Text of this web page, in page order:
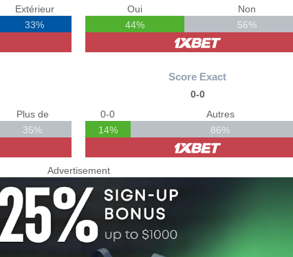
Extérieur
33%
Plus de
35%
Oui
44%
Non
56%
Score Exact
0-0
0-0
14%
Autres
86%
Advertisement